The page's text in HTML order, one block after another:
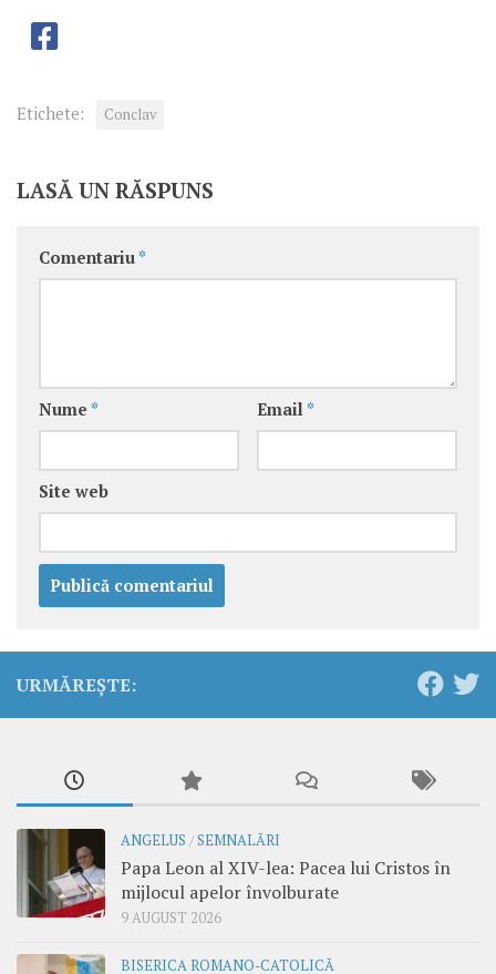
Etichete: Conclav
LASĂ UN RĂSPUNS
Comentariu *
Nume * Email *
Site web
URMĂREȘTE:
ANGELUS /SEMNALĂRI
Papa Leon al XIV-lea: Pacea lui Cristos în
mijlocul apelor învolburate
9 AUGUST 2026
BISERICA ROMANO-CATOLICĂ